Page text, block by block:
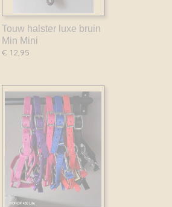
Touw halster luxe bruin
Min Mini
€ 12,95